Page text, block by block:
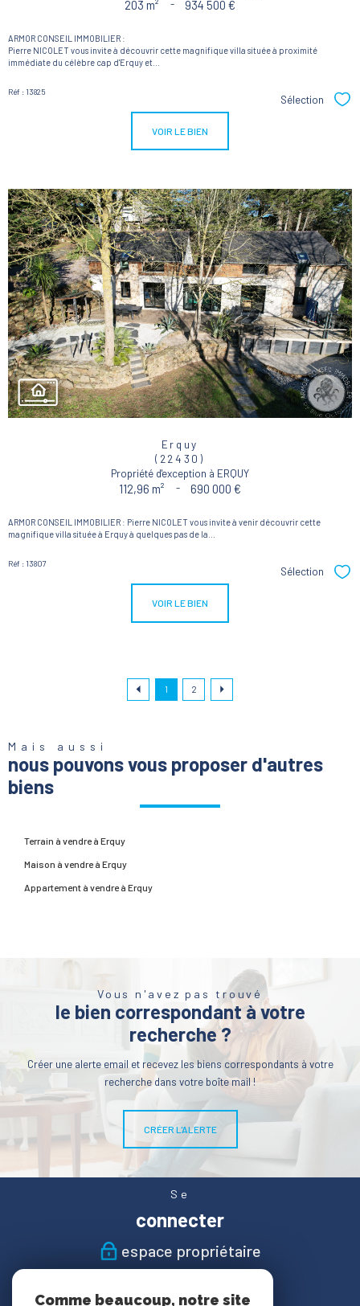
203 m² - 934 500 €
ARMOR CONSEIL IMMOBILIER :
Pierre NICOLET vous invite à découvrir cette magnifique villa située à proximité
immédiate du célèbre cap d'Erquy et...
Réf : 13825
Sélection
VOIR LE BIEN
Erquy
(22430)
Propriété d'exception à ERQUY
112,96 m² - 690 000 €
ARMOR CONSEIL IMMOBILIER : Pierre NICOLET vous invite à venir découvrir cette
magnifique villa située à Erquy à quelques pas de la...
Réf : 13807
Sélection
VOIR LE BIEN
1 2
Mais aussi
nous pouvons vous proposer d'autres
biens
Terrain à vendre à Erquy
Maison à vendre à Erquy
Appartement à vendre à Erquy
Vous n'avez pas trouvé
le bien correspondant à votre
recherche ?
Créer une alerte email et recevez les biens correspondants à votre
recherche dans votre boîte mail !
CRÉER L'ALERTE
Se
connecter
espace propriétaire
Comme beaucoup, notre site